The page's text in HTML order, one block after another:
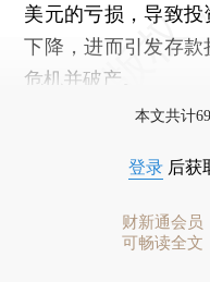
美元的亏损，导致
下降，进而引发存
危机并破产。
本文共计
登录 后获
财新通会员
可畅读全文